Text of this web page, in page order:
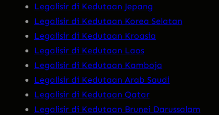
Legalisir di Kedutaan Jepang
Legalisir di Kedutaan Korea Selatan
Legalisir di Kedutaan Kroasia
Legalisir di Kedutaan Laos
Legalisir di Kedutaan Kamboja
Legalisir di Kedutaan Arab Saudi
Legalisir di Kedutaan Qatar
Legalisir di Kedutaan Brunei Darussalam